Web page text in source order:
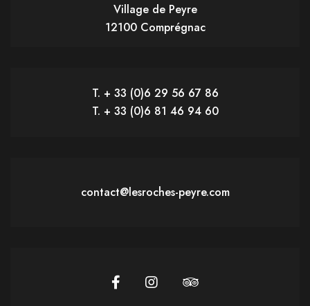
Village de Peyre
12100 Comprégnac
T. + 33 (0)6 29 56 67 86
T. + 33 (0)6 81 46 94 60
contact@lesroches-peyre.com